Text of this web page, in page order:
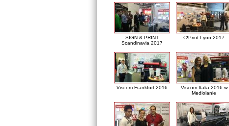
SIGN & PRINT
Scandinavia 2017
C!Print Lyon 2017
Viscom Frankfurt 2016
Viscom Italia 2016 w
Mediolanie